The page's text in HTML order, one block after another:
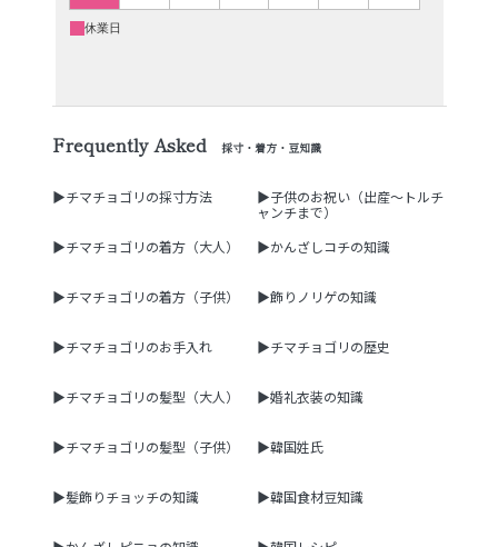
Frequently Asked 採寸・着方・豆知識
▶チマチョゴリの採寸方法
▶子供のお祝い（出産～トルチ
ャンチまで）
▶チマチョゴリの着方（大人）
▶かんざしコチの知識
▶チマチョゴリの着方（子供） ▶飾りノリゲの知識
▶チマチョゴリのお手入れ ▶チマチョゴリの歴史
▶チマチョゴリの髪型（大人） ▶婚礼衣装の知識
▶チマチョゴリの髪型（子供） ▶韓国姓氏
▶髪飾りチョッチの知識 ▶韓国食材豆知識